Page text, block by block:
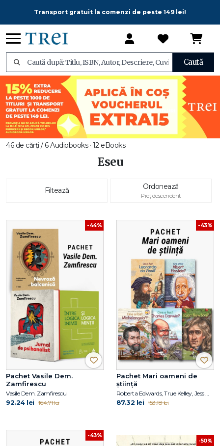
Transport gratuit la comenzi de peste 149 lei!
Caută
46 de cărți / 6 Audiobooks · 12 eBooks
Eseu
Filtează Ordonează
Preț descendent
-44%
Pachet Vasile Dem.
Zamfirescu
Vasile Dem. Zamfirescu
92.24 lei 164.71 lei
-43%
Pachet Mari oameni de
știință
Roberta Edwards, True Kelley, Jess M. Brallier, Robert Andrew Parker, Kirsten Anderson, Deborah Hopkinson, Janet B. Pascal, Tim Foley
87.32 lei 153.18 lei
-43%
-50%